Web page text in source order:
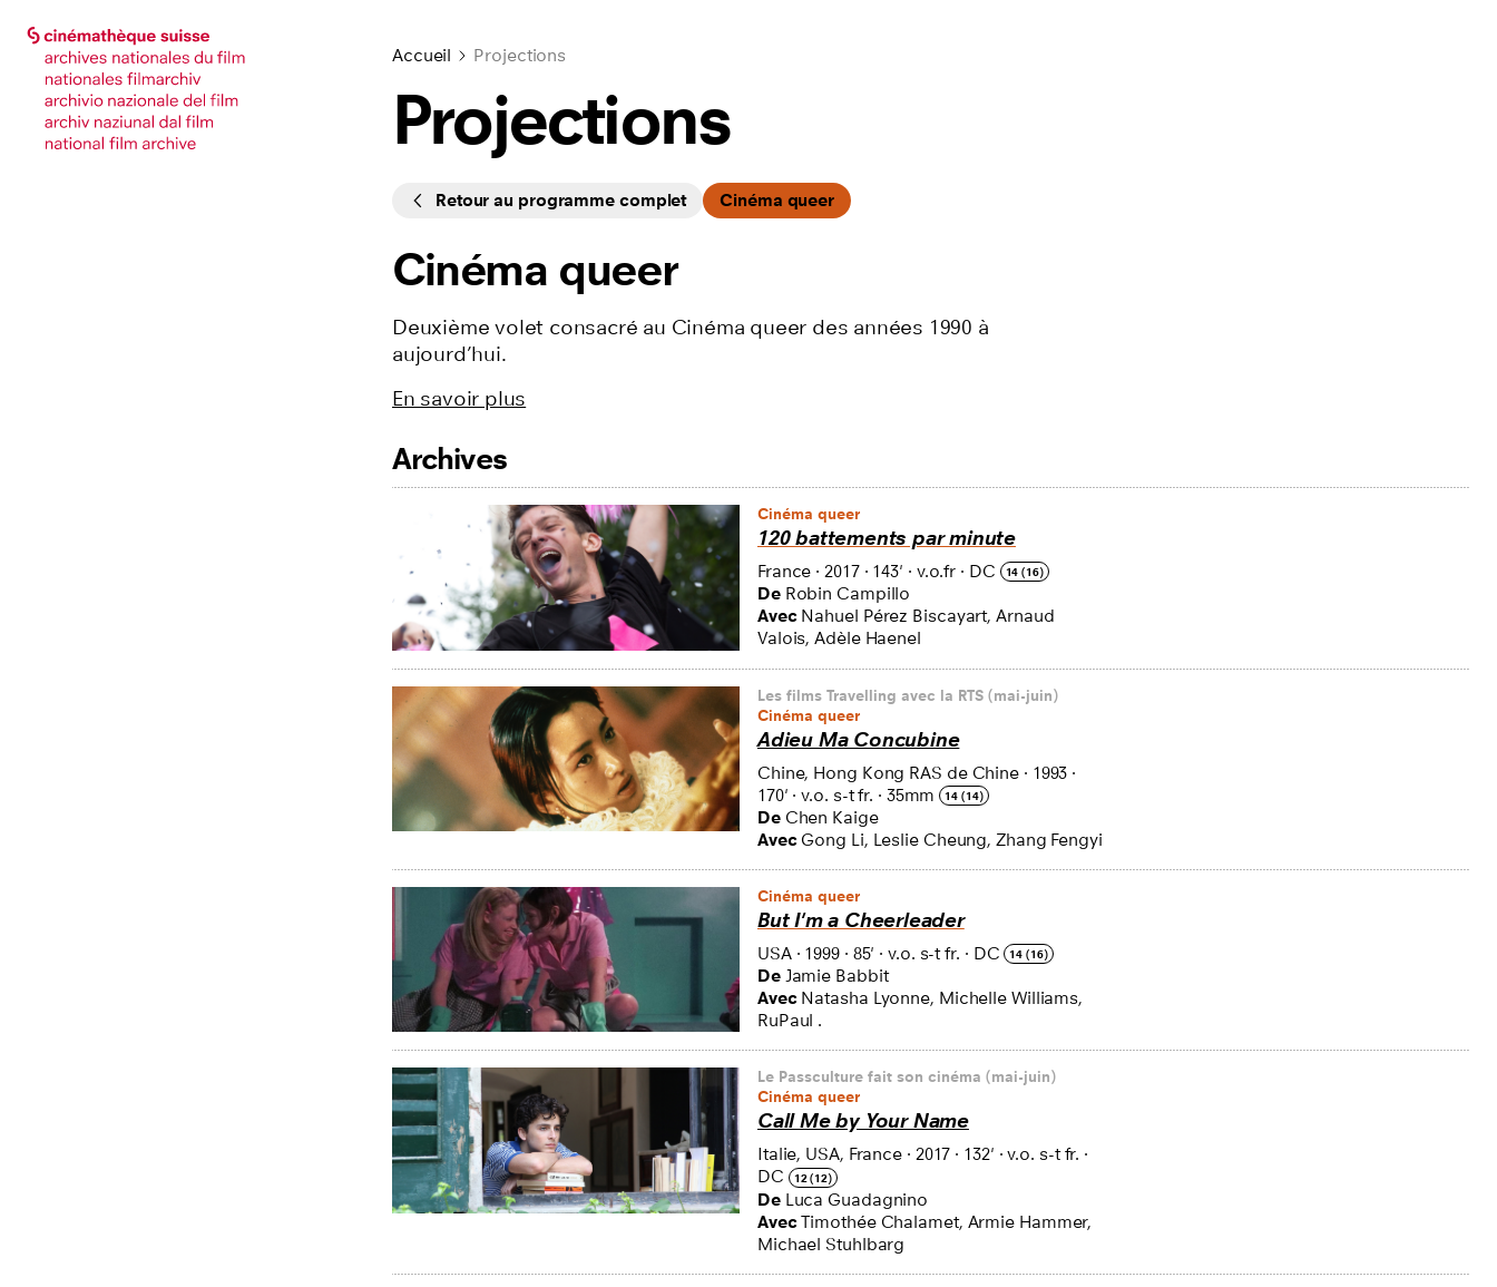
Accéder à la page principale
Accéder à la page principale
Accueil Projections
Projections
CyclesRetour au programme complet Cinéma queer
Cinéma queer
Deuxième volet consacré au Cinéma queer des années 1990 à
aujourd’hui.
En savoir plus
Listing des films
Archives
Cinéma queer
120 battements par minute
France ·2017· 143' · v.o.fr · DC 14 (16)
De Robin Campillo
Avec Nahuel Pérez Biscayart, Arnaud
Valois, Adèle Haenel
Les films Travelling avec la RTS (mai-juin)
Cinéma queer
Adieu Ma Concubine
Chine, Hong Kong RAS de Chine · 1993 ·
170' ·v.o. s-t fr. · 35mm 14 (14)
De Chen Kaige
Avec Gong Li, Leslie Cheung, Zhang Fengyi
Cinéma queer
But I'm a Cheerleader
USA· 1999· 85' ·v.o. s-t fr. · DC 14 (16)
De Jamie Babbit
Avec Natasha Lyonne, Michelle Williams,
RuPaul .
Le Passculture fait son cinéma (mai-juin)
Cinéma queer
Call Me by Your Name
Italie, USA, France · 2017 · 132' ·v.o. s-t fr. ·
DC
12 (12)
De Luca Guadagnino
Avec Timothée Chalamet, Armie Hammer,
Michael Stuhlbarg